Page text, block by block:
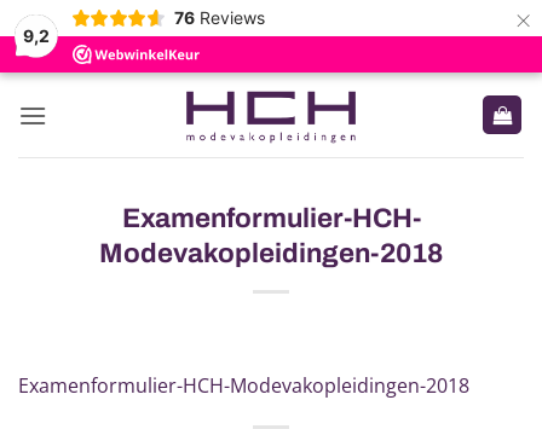
9,2
76 Reviews ×
Ga
naar
Examenformulier-HCH-
Modevakopleidingen-2018
Examenformulier-HCH-Modevakopleidingen-2018